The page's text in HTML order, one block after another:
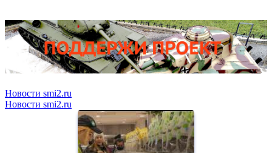
Новости smi2.ru
Новости smi2.ru